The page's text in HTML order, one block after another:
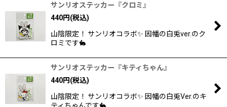
サンリオステッカー『クロミ』
440円(税込)
山陰限定！ サンリオコラボ✨ 因幡の白兎ver.のク
ロミです🐇
サンリオステッカー『キティちゃん』
440円(税込)
山陰限定！ サンリオコラボ✨ 因幡の白兎Ver.のキ